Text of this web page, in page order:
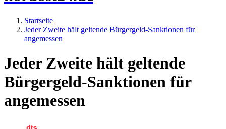
Startseite
Jeder Zweite hält geltende Bürgergeld-Sanktionen für
angemessen
Jeder Zweite hält geltende
Bürgergeld-Sanktionen für
angemessen